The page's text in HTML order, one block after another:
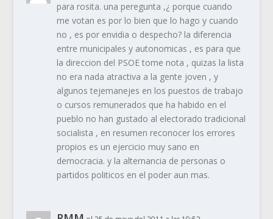
para rosita. una peregunta ,¿ porque cuando
me votan es por lo bien que lo hago y cuando
no , es por envidia o despecho? la diferencia
entre municipales y autonomicas , es para que
la direccion del PSOE tome nota , quizas la lista
no era nada atractiva a la gente joven , y
algunos tejemanejes en los puestos de trabajo
o cursos remunerados que ha habido en el
pueblo no han gustado al electorado tradicional
socialista , en resumen reconocer los errores
propios es un ejercicio muy sano en
democracia. y la alternancia de personas o
partidos politicos en el poder aun mas.